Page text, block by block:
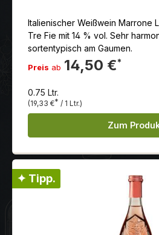
Italienischer Weißwein Marrone
Tre Fie mit 14 % vol. Sehr
sortentypisch am Gaumen.
Preis ab 14,50 €*
0.75 Ltr.
(19,33 €* / 1 Ltr.)
Zum
✦ Tipp.